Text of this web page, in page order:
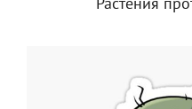
Растения